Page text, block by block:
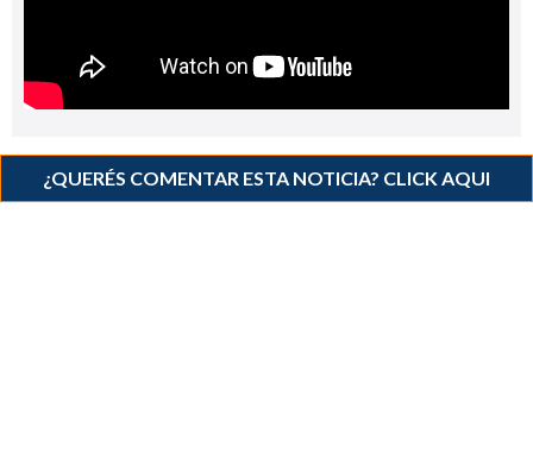
¿QUERÉS COMENTAR ESTA NOTICIA? CLICK AQUI